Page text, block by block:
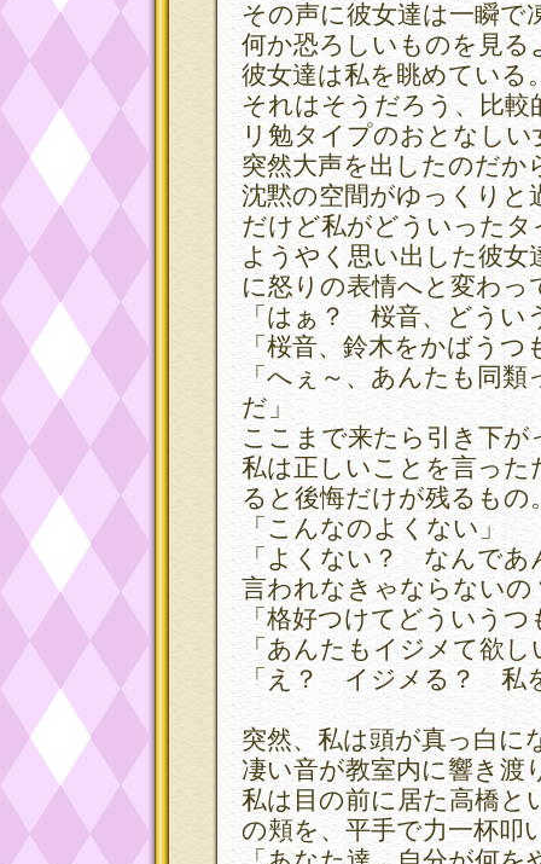
その声に彼女達は一瞬で
何か恐ろしいものを見る
彼女達は私を眺めている
それはそうだろう、比較
リ勉タイプのおとなしい
突然大声を出したのだか
沈黙の空間がゆっくりと
だけど私がどういったタ
ようやく思い出した彼女
に怒りの表情へと変わっ
「はぁ？ 桜音、どうい
「桜音、鈴木をかばうつ
「へぇ～、あんたも同
だ」
ここまで来たら引き下が
私は正しいことを言った
ると後悔だけが残るもの
「こんなのよくない」
「よくない？ なんであ
言われなきゃならないの
「格好つけてどういうつ
「あんたもイジメて欲し
「え？ イジメる？ 私
突然、私は頭が真っ白に
凄い音が教室内に響き渡
私は目の前に居た高橋と
の頬を、平手で力一杯叩